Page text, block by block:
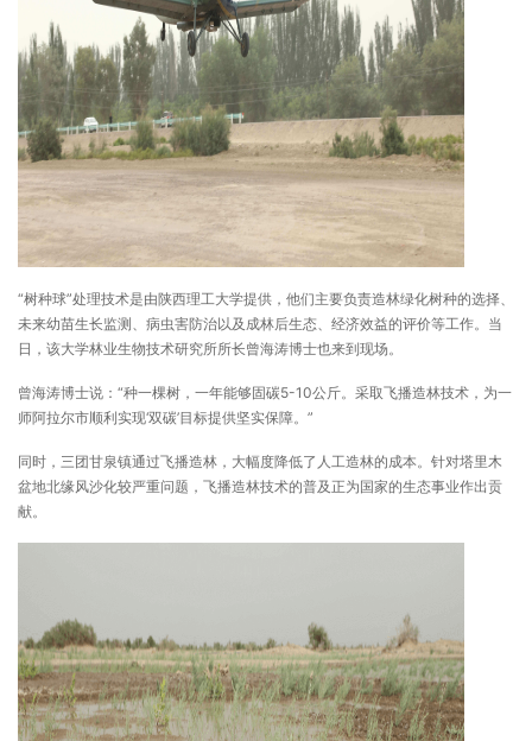
“树种球”处理技术是由陕西理工大学提供，他们主要负责造林绿化树种的选择、
未来幼苗生长监测、病虫害防治以及成林后生态、经济效益的评价等工作。当
日，该大学林业生物技术研究所所长曾海涛博士也来到现场。
曾海涛博士说：“种一棵树，一年能够固碳5-10公斤。采取飞播造林技术，为一
师阿拉尔市顺利实现‘双碳’目标提供坚实保障。”
同时，三团甘泉镇通过飞播造林，大幅度降低了人工造林的成本。针对塔里木
盆地北缘风沙化较严重问题，飞播造林技术的普及正为国家的生态事业作出贡
献。